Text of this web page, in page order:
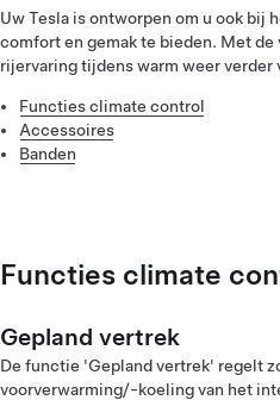
Uw Tesla is ontworpen om u ook bij
comfort en gemak te bieden. Met
rijervaring tijdens warm weer verder
Functies climate control
Accessoires
Banden
Functies climate
Gepland vertrek
De functie 'Gepland vertrek' regelt
voorverwarming/-koeling van het